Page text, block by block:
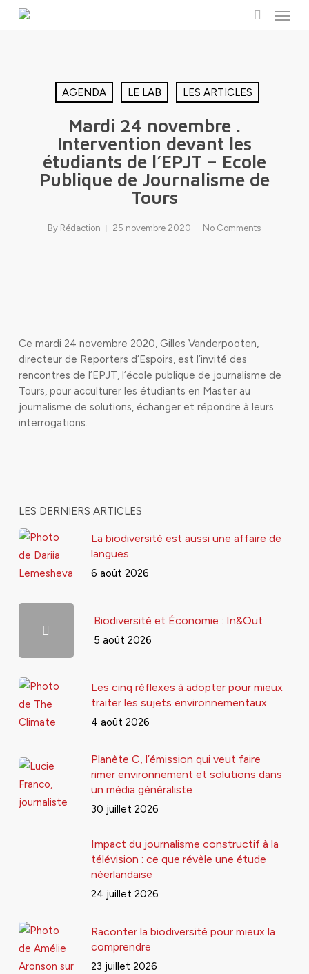
Menu
AGENDA LE LAB LES ARTICLES
Mardi 24 novembre .
Intervention devant les
étudiants de l’EPJT – Ecole
Publique de Journalisme de
Tours
By Rédaction 25 novembre 2020 No Comments
Ce mardi 24 novembre 2020, Gilles Vanderpooten,
directeur de Reporters d’Espoirs, est l’invité des
rencontres de l’EPJT, l’école publique de journalisme de
Tours, pour acculturer les étudiants en Master au
journalisme de solutions, échanger et répondre à leurs
interrogations.
LES DERNIERS ARTICLES
La biodiversité est aussi une affaire de
langues
6 août 2026
Biodiversité et Économie : In&Out
5 août 2026
Les cinq réflexes à adopter pour mieux
traiter les sujets environnementaux
4 août 2026
Planète C, l’émission qui veut faire
rimer environnement et solutions dans
un média généraliste
30 juillet 2026
Impact du journalisme constructif à la
télévision : ce que révèle une étude
néerlandaise
24 juillet 2026
Raconter la biodiversité pour mieux la
comprendre
23 juillet 2026